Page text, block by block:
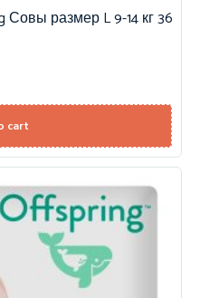
Совы размер L 9-14 кг 36
cart